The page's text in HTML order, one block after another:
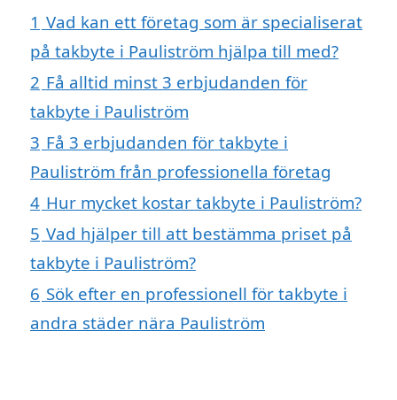
1 Vad kan ett företag som är specialiserat
på takbyte i Pauliström hjälpa till med?
2 Få alltid minst 3 erbjudanden för
takbyte i Pauliström
3 Få 3 erbjudanden för takbyte i
Pauliström från professionella företag
4 Hur mycket kostar takbyte i Pauliström?
5 Vad hjälper till att bestämma priset på
takbyte i Pauliström?
6 Sök efter en professionell för takbyte i
andra städer nära Pauliström